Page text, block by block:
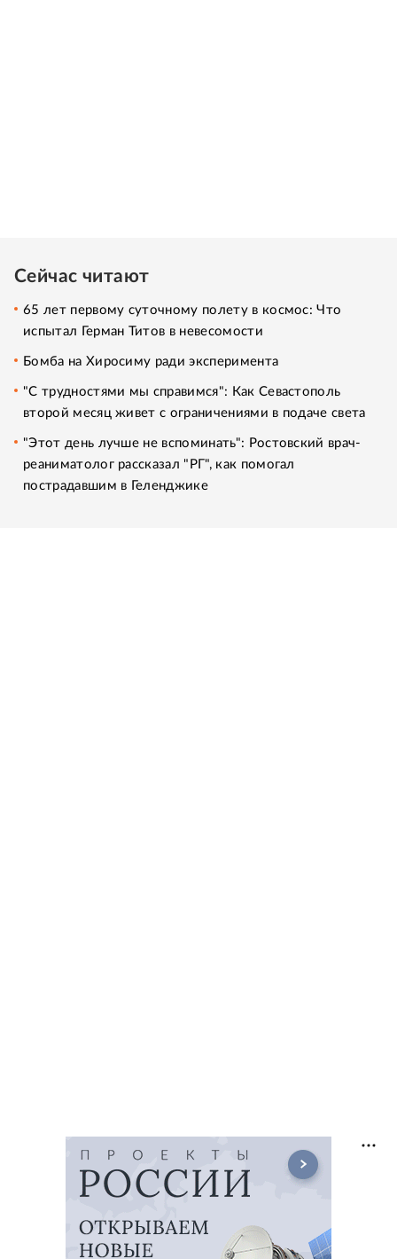
Сейчас читают
65 лет первому суточному полету в космос: Что
испытал Герман Титов в невесомости
Бомба на Хиросиму ради эксперимента
"С трудностями мы справимся": Как Севастополь
второй месяц живет с ограничениями в подаче света
"Этот день лучше не вспоминать": Ростовский врач-
реаниматолог рассказал "РГ", как помогал
пострадавшим в Геленджике